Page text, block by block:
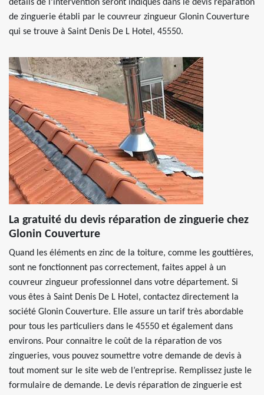
détails de l’intervention seront indiqués dans le devis réparation
de zinguerie établi par le couvreur zingueur Glonin Couverture
qui se trouve à Saint Denis De L Hotel, 45550.
La gratuité du devis réparation de zinguerie chez
Glonin Couverture
Quand les éléments en zinc de la toiture, comme les gouttières,
sont ne fonctionnent pas correctement, faites appel à un
couvreur zingueur professionnel dans votre département. Si
vous êtes à Saint Denis De L Hotel, contactez directement la
société Glonin Couverture. Elle assure un tarif très abordable
pour tous les particuliers dans le 45550 et également dans
environs. Pour connaitre le coût de la réparation de vos
zingueries, vous pouvez soumettre votre demande de devis à
tout moment sur le site web de l’entreprise. Remplissez juste le
formulaire de demande. Le devis réparation de zinguerie est